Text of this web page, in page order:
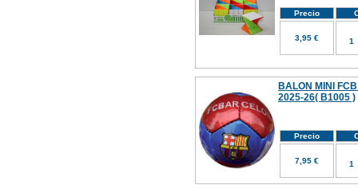
Precio
3,95 €
BALON MINI
2025-26( B1005 )
Precio
7,95 €